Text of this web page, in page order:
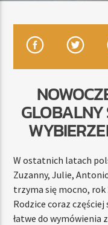
TERAZ
RADIO
W ostatnich latach
Zuzanny, Julie,
trzyma się mocno, rok
Rodzice coraz
łatwe do wymówienia